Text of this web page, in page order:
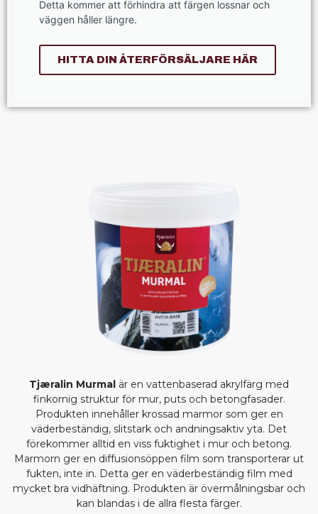
Detta kommer att förhindra att färgen lossnar och
väggen håller längre.
HITTA DIN ÅTERFÖRSÄLJARE HÄR
Tjæralin Murmal är en vattenbaserad akrylfärg med
finkornig struktur för mur, puts och betongfasader.
Produkten innehåller krossad marmor som ger en
väderbeständig, slitstark och andningsaktiv yta. Det
förekommer alltid en viss fuktighet i mur och betong.
Marmorn ger en diffusionsöppen film som transporterar ut
fukten, inte in. Detta ger en väderbeständig film med
mycket bra vidhäftning. Produkten är övermålningsbar och
kan blandas i de allra flesta färger.